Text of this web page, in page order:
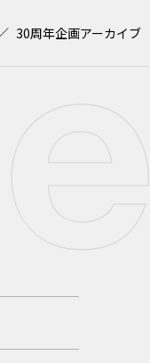
30周年企画アーカイブ